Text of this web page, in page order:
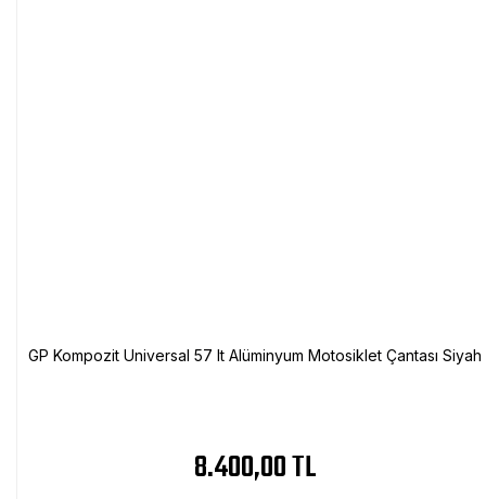
GP Kompozit Universal 57 lt Alüminyum Motosiklet Çantası Siyah
8.400,00 TL